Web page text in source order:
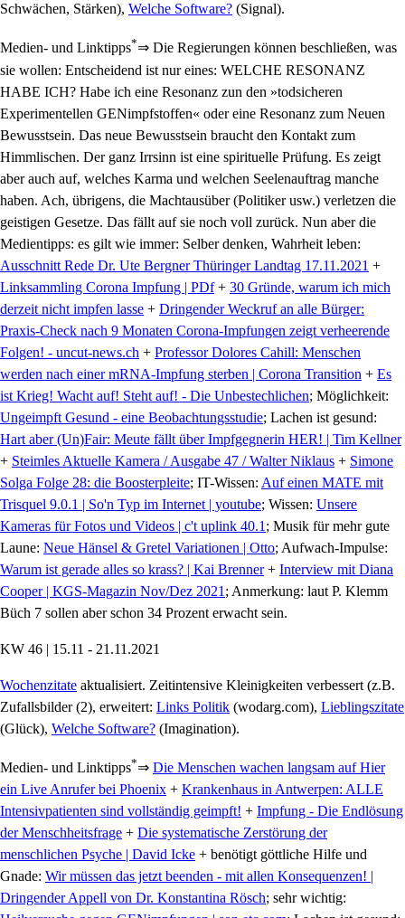
Schwächen, Stärken), Welche Software? (Signal).
Medien- und Linktipps*⇒ Die Regierungen können beschließen, was
sie wollen: Entscheidend ist nur eines: WELCHE RESONANZ
HABE ICH? Habe ich eine Resonanz zun den »todsicheren
Experimentellen GENimpfstoffen« oder eine Resonanz zum Neuen
Bewusstsein. Das neue Bewusstsein braucht den Kontakt zum
Himmlischen. Der ganz Irrsinn ist eine spirituelle Prüfung. Es zeigt
aber auch auf, welches Karma und welchen Seelenauftrag manche
haben. Ach, übrigens, die Machtausüber (Politiker usw.) verletzen die
geistigen Gesetze. Das fällt auf sie noch voll zurück. Nun aber die
Medientipps: es gilt wie immer: Selber denken, Wahrheit leben:
Ausschnitt Rede Dr. Ute Bergner Thüringer Landtag 17.11.2021 +
Linksammling Corona Impfung | PDf+ 30 Gründe, warum ich mich
derzeit nicht impfen lasse + Dringender Weckruf an alle Bürger:
Praxis-Check nach 9 Monaten Corona-Impfungen zeigt verheerende
Folgen! - uncut-news.ch + Professor Dolores Cahill: Menschen
werden nach einer mRNA-Impfung sterben | Corona Transition + Es
ist Krieg! Wacht auf! Steht auf! - Die Unbestechlichen; Möglichkeit:
Ungeimpft Gesund - eine Beobachtungsstudie; Lachen ist gesund:
Hart aber (Un)Fair: Meute fällt über Impfgegnerin HER! | Tim Kellner
+ Steimles Aktuelle Kamera / Ausgabe 47 / Walter Niklaus + Simone
Solga Folge 28: die Boosterpleite; IT-Wissen: Auf einen MATE mit
Trisquel 9.0.1 | So'n Typ im Internet | youtube; Wissen: Unsere
Kameras für Fotos und Videos | c't uplink 40.1 ; Musik für mehr gute
Laune: Neue Hänsel & Gretel Variationen | Otto; Aufwach-Impulse:
Warum ist gerade alles so krass? | Kai Brenner+ Interview mit Diana
Cooper | KGS-Magazin Nov/Dez 2021 ; Anmerkung: laut P. Klemm
Büch 7 sollen aber schon 34 Prozent erwacht sein.
KW 46 | 15.11 - 21.11.2021
Wochenzitate aktualisiert. Zeitintensive Kleinigkeiten verbessert (z.B.
Zufallsbilder (2), erweitert: Links Politik (wodarg.com), Lieblingszitate
(Glück), Welche Software? (Imagination).
Medien- und Linktipps*⇒ Die Menschen wachen langsam auf Hier
ein Live Anrufer bei Phoenix + Krankenhaus in Antwerpen: ALLE
Intensivpatienten sind vollständig geimpft! + Impfung - Die Endlösung
der Menschheitsfrage + Die systematische Zerstörung der
menschlichen Psyche | David Icke + benötigt göttliche Hilfe und
Gnade: Wir müssen das jetzt beenden - mit allen Konsequenzen! |
Dringender Appell von Dr. Konstantina Rösch; sehr wichtig: